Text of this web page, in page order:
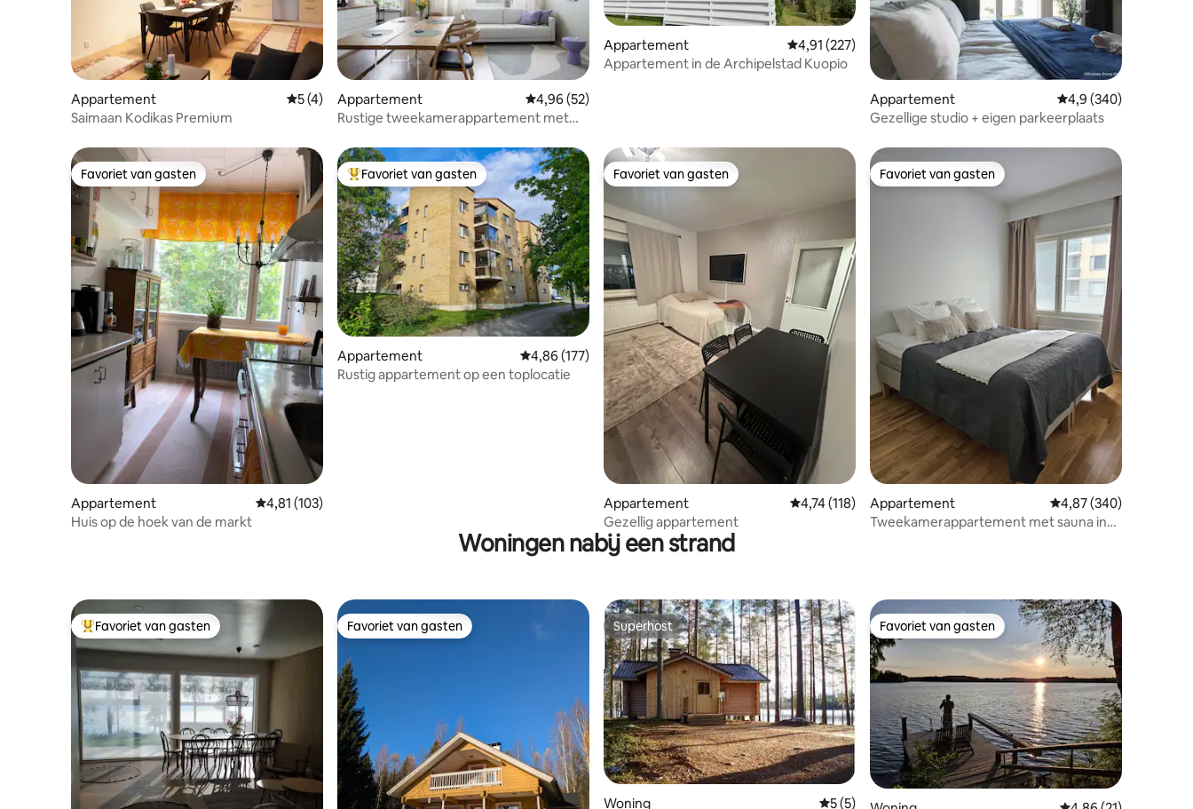
Appartement Gemiddelde beoordeling van 5 uit 5, 4 recensies
5 (4)
Saimaan Kodikas Premium
Appartement Gemiddelde beoordeling van 4,96 uit 5, 52 recensies
4,96 (52)
Rustige tweekamerappartement met
Appartement Gemiddelde beoordeling van 4,91 uit 5, 227 recensies
4,91 (227)
Appartement in de Archipelstad Kuopio
Appartement Gemiddelde
4,9 (340)
Gezellige studio + eigen parkeerplaats
Favoriet van gasten
Favoriet van gasten
Appartement Gemiddelde beoordeling van 4,81 uit 5, 103 recensies
4,81 (103)
Huis op de hoek van de markt
Topfavoriet van gasten
Favoriet van gasten
Appartement Gemiddelde beoordeling van 4,86 uit 5, 177 recensies
4,86 (177)
Rustig appartement op een toplocatie
Favoriet van gasten
Favoriet van gasten
Appartement Gemiddelde beoordeling van 4,74 uit 5, 118 recensies
4,74 (118)
Gezellig appartement
Favoriet van gasten
Favoriet van gasten
Appartement Gemiddelde
4,87 (340)
Tweekamerappartement met sauna in
Woningen nabij een strand
Topfavoriet van gasten
Favoriet van gasten Favoriet van gasten
Favoriet van gasten Superhost
Superhost
Woning Gemiddelde beoordeling van 5 uit 5, 5 recensies
5 (5)
Favoriet van gasten
Favoriet van gasten